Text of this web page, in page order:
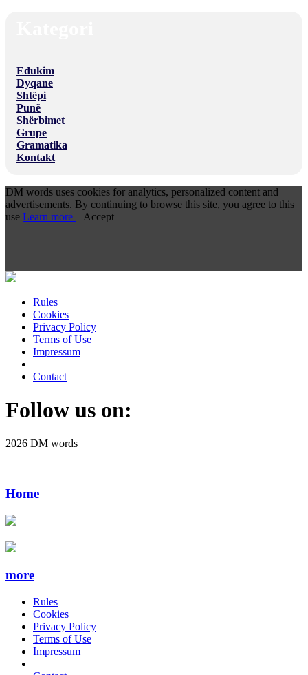
Edukim
Dyqane
Shtëpi
Punë
Shërbimet
Grupe
Gramatika
Kontakt
DM words uses cookies for analytics, personalized content and
advertisements. By continuing to browse this site, you agree to this
use Learn more Accept
Rules
Cookies
Privacy Policy
Terms of Use
Impressum
Contact
Follow us on:
2026 DM words
Home
more
Rules
Cookies
Privacy Policy
Terms of Use
Impressum